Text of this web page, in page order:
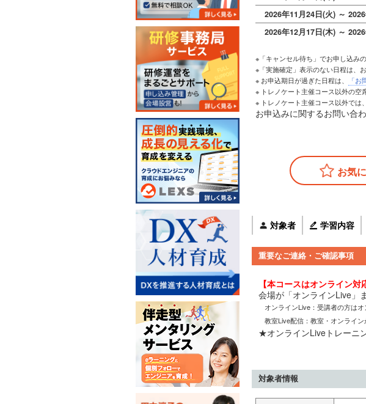
2026年11月24日(火) ～
2026年12月17日(木) ～
2027年2月15日(月) ～
2027年3月11日(木) ～
※「キャンセル待ち」でお申し込み
※「実施確定」表示のない日程は、
※ お申込期日が過ぎた日程は、
「お
※ トレノケート主催コース以外の空
※ トレノケート主催コース以外では
お申込みに関するお問い合
お気
対象者 学習内容
重要なご連絡・ご確認事項
【本コースはオンライン対
会場が「オンラインLive」
オンラインLive：受講者の方はオ
教室Live配信：教室・オンライン
★オンラインLiveトレーニ
対象者情報